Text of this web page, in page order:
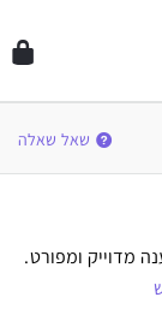
שאל שאלה
מדוייק ומפורט.